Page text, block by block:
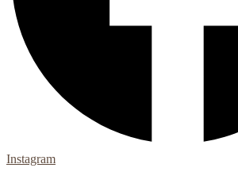
Instagram